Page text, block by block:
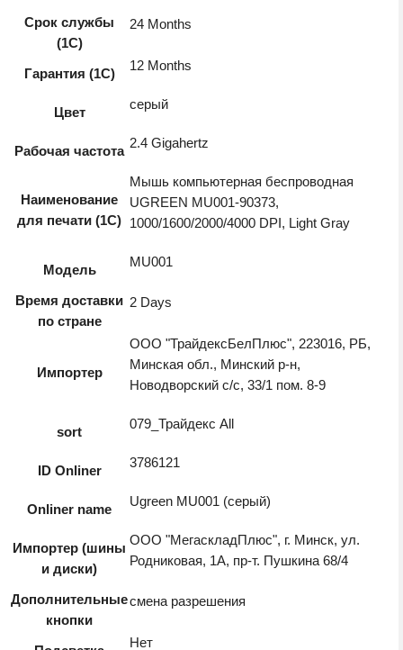
Срок службы
(1С)
24 Months
Гарантия (1С)
12 Months
Цвет
серый
Рабочая частота
2.4 Gigahertz
Наименование
для печати (1С)
Мышь компьютерная беспроводная
UGREEN MU001-90373,
1000/1600/2000/4000 DPI, Light Gray
Модель
MU001
Время доставки
по стране
2 Days
Импортер
ООО "ТрайдексБелПлюс", 223016, РБ,
Минская обл., Минский р-н,
Новодворский с/с, 33/1 пом. 8-9
sort
079_Трайдекс All
ID Onliner
3786121
Onliner name
Ugreen MU001 (серый)
Импортер (шины
и диски)
ООО "МегаскладПлюс", г. Минск, ул.
Родниковая, 1А, пр-т. Пушкина 68/4
Дополнительные
кнопки
смена разрешения
Нет